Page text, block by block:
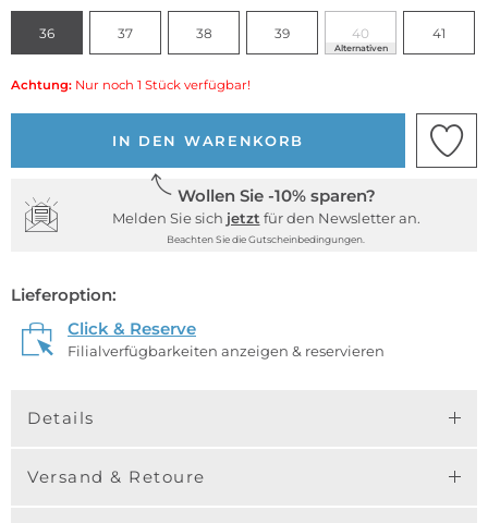
36 37 38 39 40
Alternativen
41
Achtung: Nur noch 1 Stück verfügbar!
IN DEN WARENKORB
Wollen Sie -10% sparen?
Melden Sie sich jetzt für den Newsletter an.
Beachten Sie die Gutscheinbedingungen.
Lieferoption:
Click & Reserve
Filialverfügbarkeiten anzeigen & reservieren
Details
Versand & Retoure